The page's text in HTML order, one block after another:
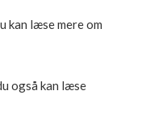
kan læse mere om
også kan læse